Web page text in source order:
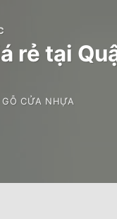
rẻ tại
GỖ CỬA NHỰA